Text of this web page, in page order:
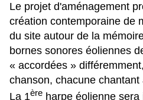
Le projet d'aménagement
création contemporaine de
du site autour de la
bornes sonores éoliennes
« accordées »
chanson, chacune chantant
La 1ère harpe éolienne